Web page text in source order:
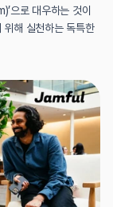
으로 대우하는 것이
위해 실천하는 독특한